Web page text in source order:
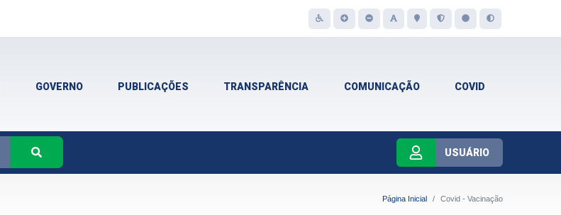
GOVERNO PUBLICAÇÕES TRANSPARÊNCIA COMUNICAÇÃO COVID
USUÁRIO
Página Inicial Covid - Vacinação